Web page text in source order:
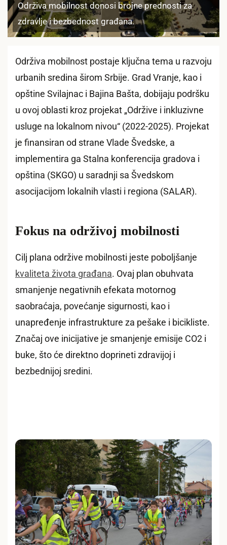
Održiva mobilnost donosi brojne prednosti za
zdravlje i bezbednost građana.
Održiva mobilnost postaje ključna tema u razvoju
urbanih sredina širom Srbije. Grad Vranje, kao i
opštine Svilajnac i Bajina Bašta, dobijaju podršku
u ovoj oblasti kroz projekat „Održive i inkluzivne
usluge na lokalnom nivou“ (2022-2025). Projekat
je finansiran od strane Vlade Švedske, a
implementira ga Stalna konferencija gradova i
opština (SKGO) u saradnji sa Švedskom
asocijacijom lokalnih vlasti i regiona (SALAR).
Fokus na održivoj mobilnosti
Cilj plana održive mobilnosti jeste poboljšanje
kvaliteta života građana. Ovaj plan obuhvata
smanjenje negativnih efekata motornog
saobraćaja, povećanje sigurnosti, kao i
unapređenje infrastrukture za pešake i bicikliste.
Značaj ove inicijative je smanjenje emisije CO2 i
buke, što će direktno doprineti zdravijoj i
bezbednijoj sredini.